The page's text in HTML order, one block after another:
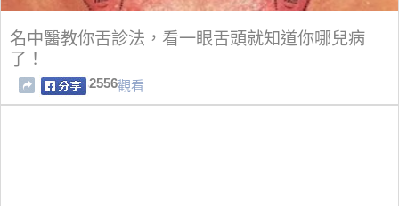
名中醫教你舌診法，看一眼舌頭就知道你哪兒病
了！
2556觀看